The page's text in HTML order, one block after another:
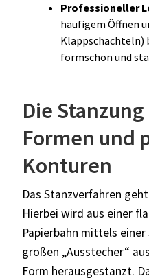
Professioneller
häufigem Öffnen
Klappschachteln)
formschön und
Die
Formen und
Konturen
Das Stanzverfahren
Hierbei wird aus einer
Papierbahn mittels
großen „Ausstecher“
Form herausgestanzt.